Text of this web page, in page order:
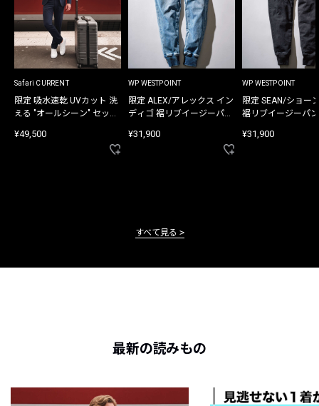
Safari CURRENT
限定 吸水速乾 UVカット 洗
える "オールシーン" セット
¥49,500
WP WESTPOINT
限定 ALEX/アレックス イン
ディゴ 裾リブイージーパン
¥31,900
WP WESTPOINT
限定 SEAN/ショー
裾リブイージーパ
¥31,900
すべて見る
最新の読みもの